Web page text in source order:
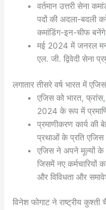
वर्तमान उत्तरी सेना
पदों की अदला-बदली
कमांडिंग-इन-चीफ
मई 2024 में जनरल
एल. जी. द्विवेदी
लगातार तीसरे वर्ष भारत में
एजिस को भारत,
2024 के रूप में
प्रमाणीकरण कार्य की
प्रथाओं के प्रति एजिस
एजिस ने अपने मूल्यों के
जिसमें नए कर्मचारियों
और विविधता और
विनेश फोगाट ने राष्ट्रीय